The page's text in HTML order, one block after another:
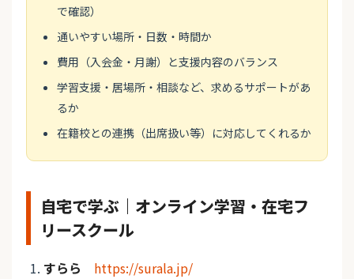
で確認）
通いやすい場所・日数・時間か
費用（入会金・月謝）と支援内容のバランス
学習支援・居場所・相談など、求めるサポートがあ
るか
在籍校との連携（出席扱い等）に対応してくれるか
自宅で学ぶ｜オンライン学習・在宅フ
リースクール
すらら https://surala.jp/